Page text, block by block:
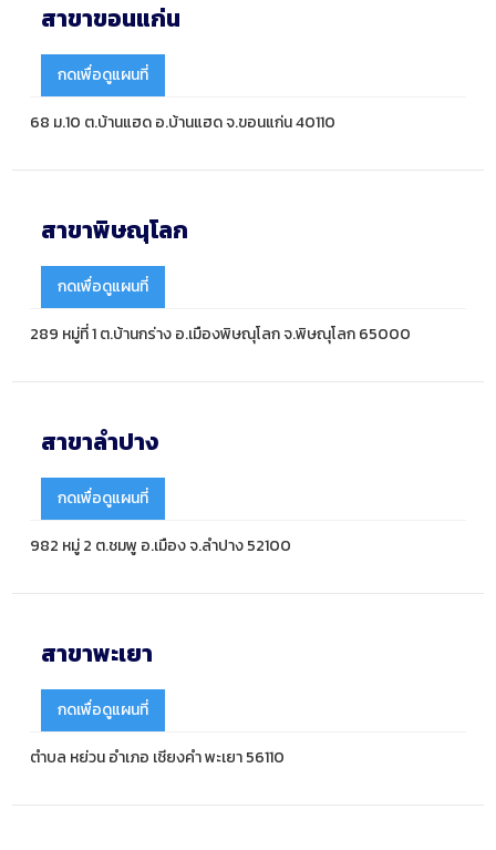
สาขาขอนแก่น
กดเพื่อดูแผนที่
68 ม.10 ต.บ้านแฮด อ.บ้านแฮด จ.ขอนแก่น 40110
สาขาพิษณุโลก
กดเพื่อดูแผนที่
289 หมู่ที่ 1 ต.บ้านกร่าง อ.เมืองพิษณุโลก จ.พิษณุโลก 65000
สาขาลำปาง
กดเพื่อดูแผนที่
982 หมู่ 2 ต.ชมพู อ.เมือง จ.ลำปาง 52100
สาขาพะเยา
กดเพื่อดูแผนที่
ตำบล หย่วน อำเภอ เชียงคำ พะเยา 56110